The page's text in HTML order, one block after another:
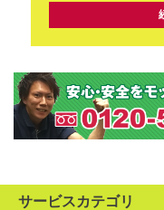
サービスカテゴリ